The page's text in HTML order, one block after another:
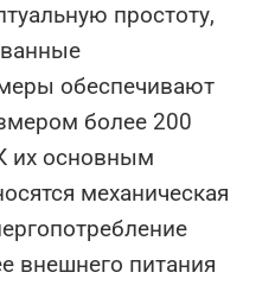
простоту,
обеспечивают
более 200
их основным
механическая
внешнего питания